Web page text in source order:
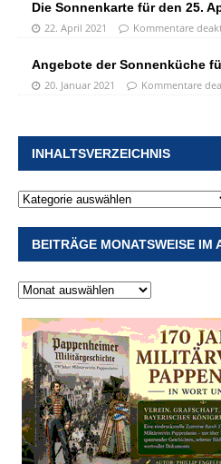
Die Sonnenkarte für den 25.
22. April 2021 Kommentare
Angebote der Sonnenküche
20. Januar 2021 Kommentare
INHALTSVERZEICHNIS
BEITRÄGE MONATSWEISE IM